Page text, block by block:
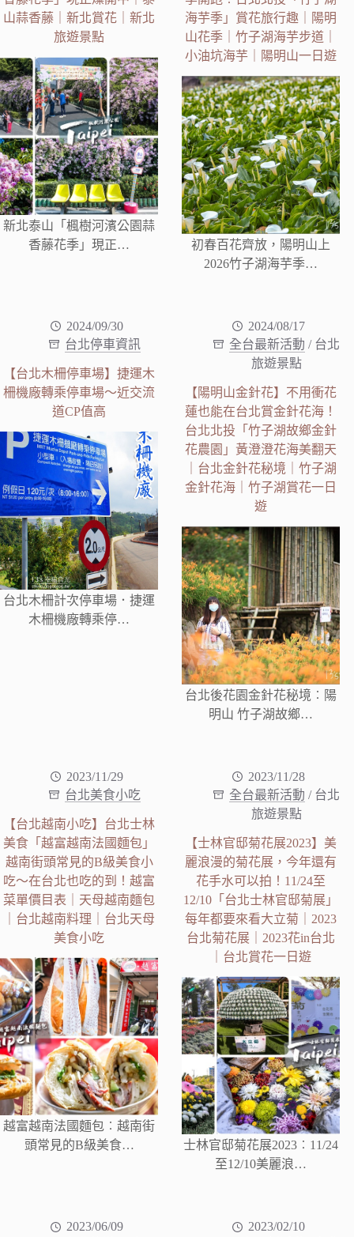
山蒜香藤｜新北賞花｜新北
旅遊景點
新北泰山「楓樹河濱公園蒜
香藤花季」現正…
海芋季」賞花旅行趣｜陽明
山花季｜竹子湖海芋步道｜
小油坑海芋｜陽明山一日遊
初春百花齊放，陽明山上
2026竹子湖海芋季…
2024/09/30
台北停車資訊
【台北木柵停車場】捷運木
柵機廠轉乘停車場～近交流
道CP值高
台北木柵計次停車場．捷運
木柵機廠轉乘停…
2024/08/17
全台最新活動 / 台北
旅遊景點
【陽明山金針花】不用衝花
蓮也能在台北賞金針花海！
台北北投「竹子湖故鄉金針
花農園」黃澄澄花海美翻天
｜台北金針花秘境｜竹子湖
金針花海｜竹子湖賞花一日
遊
台北後花園金針花秘境︰陽
明山 竹子湖故鄉…
2023/11/29
台北美食小吃
【台北越南小吃】台北士林
美食「越富越南法國麵包」
越南街頭常見的B級美食小
吃～在台北也吃的到！越富
菜單價目表｜天母越南麵包
｜台北越南料理｜台北天母
美食小吃
越富越南法國麵包︰越南街
頭常見的B級美食…
2023/11/28
全台最新活動 / 台北
旅遊景點
【士林官邸菊花展2023】美
麗浪漫的菊花展，今年還有
花手水可以拍！11/24至
12/10「台北士林官邸菊展」
每年都要來看大立菊｜2023
台北菊花展｜2023花in台北
｜台北賞花一日遊
士林官邸菊花展2023︰11/24
至12/10美麗浪…
2023/06/09
2023/02/10